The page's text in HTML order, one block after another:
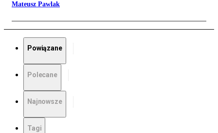
Mateusz Pawlak
Powiązane
Polecane
Najnowsze
Tagi